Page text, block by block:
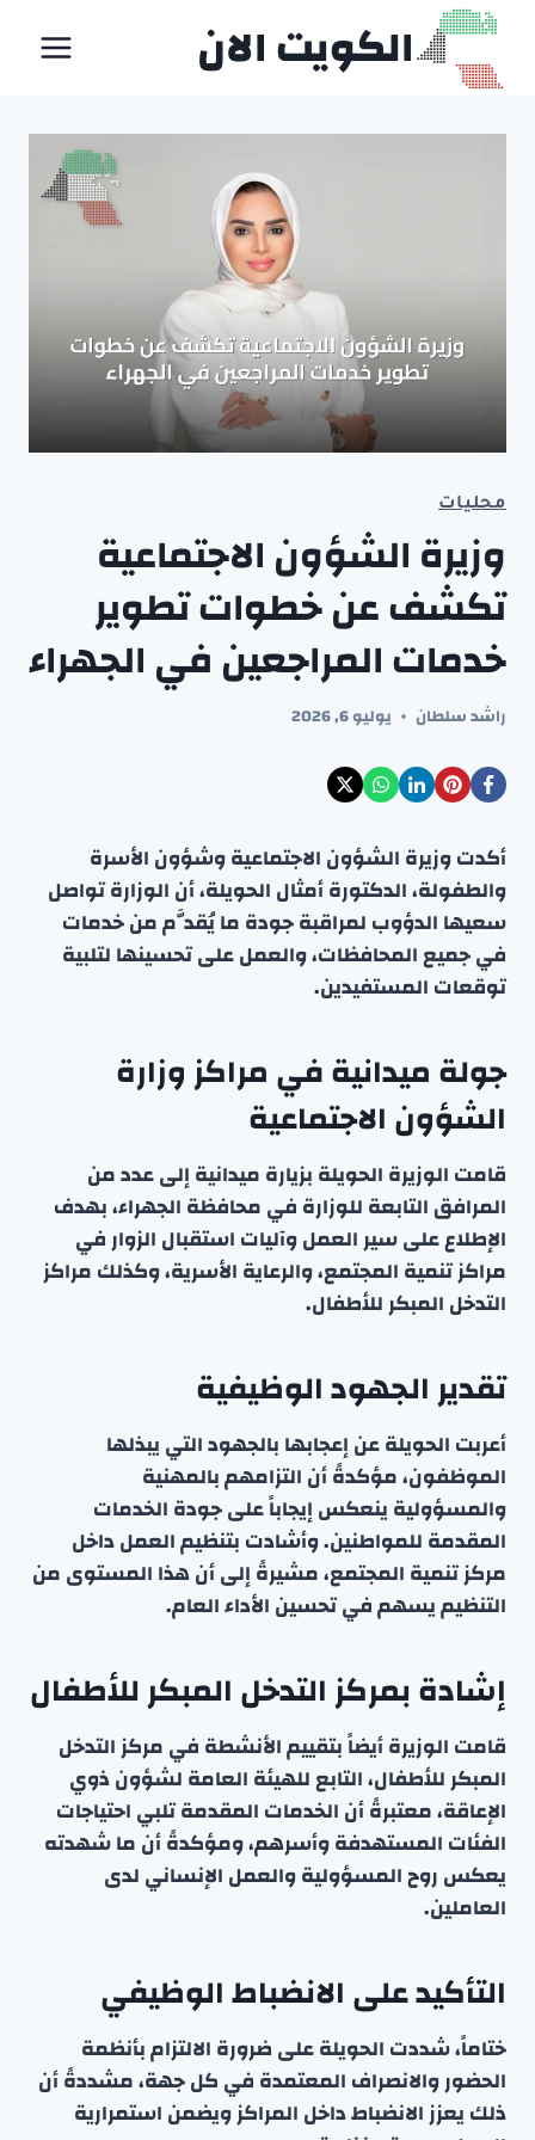
التجاوز
المحتوى
الكويت الان
محليات
وزيرة الشؤون الاجتماعية
تكشف عن خطوات تطوير
خدمات المراجعين في الجهراء
راشد سلطان يوليو 6, 2026
أكدت وزيرة الشؤون الاجتماعية وشؤون الأسرة
والطفولة، الدكتورة أمثال الحويلة، أن الوزارة تواصل
سعيها الدؤوب لمراقبة جودة ما يُقدَّم من خدمات
في جميع المحافظات، والعمل على تحسينها لتلبية
توقعات المستفيدين.
جولة ميدانية في مراكز وزارة
الشؤون الاجتماعية
قامت الوزيرة الحويلة بزيارة ميدانية إلى عدد من
المرافق التابعة للوزارة في محافظة الجهراء، بهدف
الإطلاع على سير العمل وآليات استقبال الزوار في
مراكز تنمية المجتمع، والرعاية الأسرية، وكذلك مراكز
التدخل المبكر للأطفال.
تقدير الجهود الوظيفية
أعربت الحويلة عن إعجابها بالجهود التي يبذلها
الموظفون، مؤكدةً أن التزامهم بالمهنية
والمسؤولية ينعكس إيجاباً على جودة الخدمات
المقدمة للمواطنين. وأشادت بتنظيم العمل داخل
مركز تنمية المجتمع، مشيرةً إلى أن هذا المستوى من
التنظيم يسهم في تحسين الأداء العام.
إشادة بمركز التدخل المبكر للأطفال
قامت الوزيرة أيضاً بتقييم الأنشطة في مركز التدخل
المبكر للأطفال، التابع للهيئة العامة لشؤون ذوي
الإعاقة، معتبرةً أن الخدمات المقدمة تلبي احتياجات
الفئات المستهدفة وأسرهم، ومؤكدةً أن ما شهدته
يعكس روح المسؤولية والعمل الإنساني لدى
العاملين.
التأكيد على الانضباط الوظيفي
ختاماً، شددت الحويلة على ضرورة الالتزام بأنظمة
الحضور والانصراف المعتمدة في كل جهة، مشددةً أن
ذلك يعزز الانضباط داخل المراكز ويضمن استمرارية